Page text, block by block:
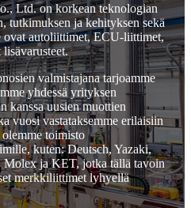
Ltd. on korkean teknologian
tutkimuksen ja kehityksen sekä
ovat autoliittimet, ECU-liittimet,
valmistajana tarjoamme
yhdessä yrityksen
kanssa uusien muottien
vuosi vastataksemme erilaisiin
toimisto
kuten: Deutsch, Yazaki,
ja KET, jotka tällä tavoin
merkkiliittimet lyhyellä